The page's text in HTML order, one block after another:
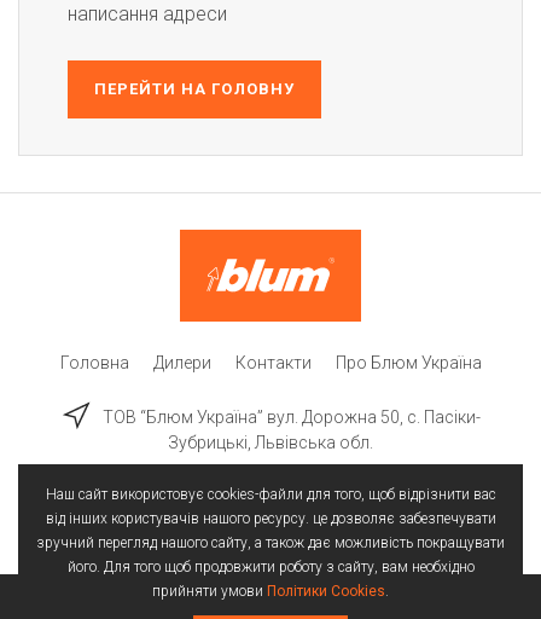
написання адреси
ПЕРЕЙТИ НА ГОЛОВНУ
Головна Дилери Контакти Про Блюм Україна
ТОВ “Блюм Україна” вул. Дорожна 50, c. Пасіки-
Зубрицькі, Львівська обл.
Наш сайт використовує cookies-файли для того, щоб відрізнити вас
від інших користувачів нашого ресурсу. це дозволяє забезпечувати
зручний перегляд нашого сайту, а також дає можливість покращувати
його. Для того щоб продовжити роботу з сайту, вам необхідно
прийняти умови Політики Cookies.